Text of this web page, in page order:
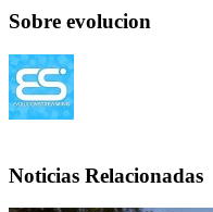
Sobre evolucion
Noticias Relacionadas